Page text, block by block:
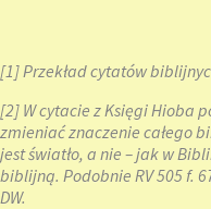
[1] Przekład cytatów
[2] W cytacie z Księgi Hioba
zmieniać znaczenie całego
jest światło, a nie – jak w
biblijną. Podobnie RV 505 f.
DW.